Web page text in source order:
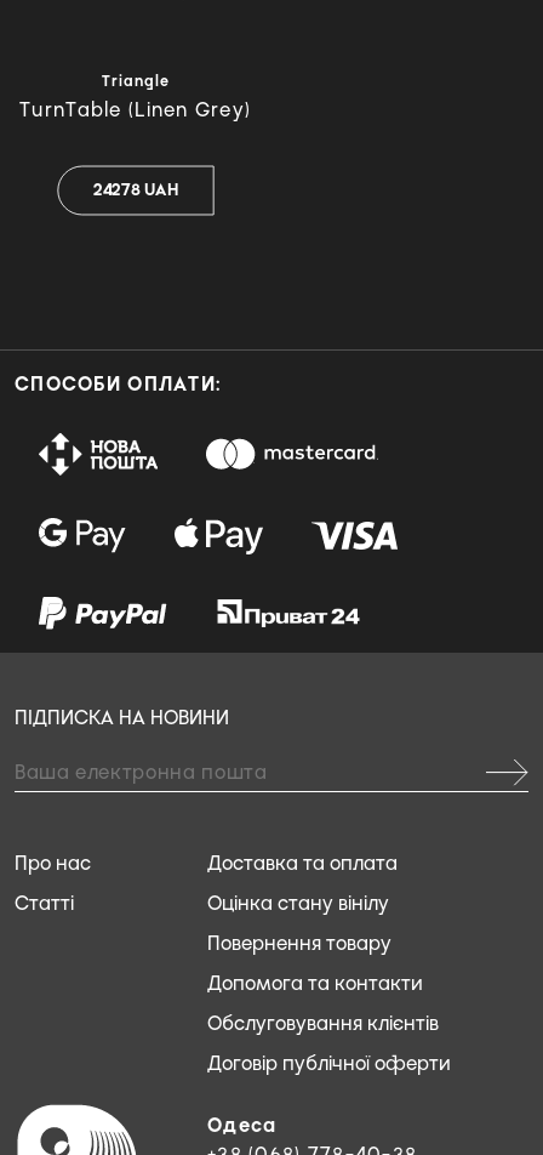
Triangle
TurnTable (Linen Grey)
24278 UAH
СПОСОБИ ОПЛАТИ:
Одеса
Доставка та оплата
Оцінка стану вінілу
Повернення товару
Допомога та контакти
Обслуговування клієнтів
Договір публічної оферти
Про нас
Статті
ПІДПИСКА НА НОВИНИ